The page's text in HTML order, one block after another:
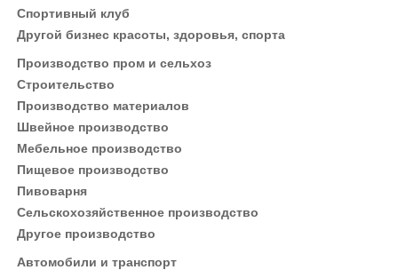
Спортивный клуб
Другой бизнес красоты, здоровья, спорта
Производство пром и сельхоз
Строительство
Производство материалов
Швейное производство
Мебельное производство
Пищевое производство
Пивоварня
Сельскохозяйственное производство
Другое производство
Автомобили и транспорт